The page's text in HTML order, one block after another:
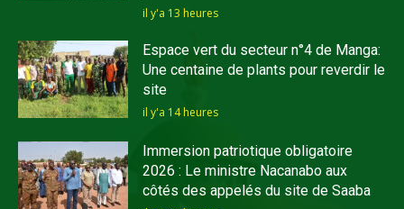
il y'a 13 heures
Espace vert du secteur n°4 de Manga:
Une centaine de plants pour reverdir le
site
il y'a 14 heures
Immersion patriotique obligatoire
2026 : Le ministre Nacanabo aux
côtés des appelés du site de Saaba